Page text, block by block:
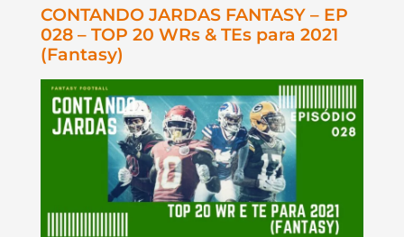
CONTANDO JARDAS FANTASY – EP
028 – TOP 20 WRs & TEs para 2021
(Fantasy)